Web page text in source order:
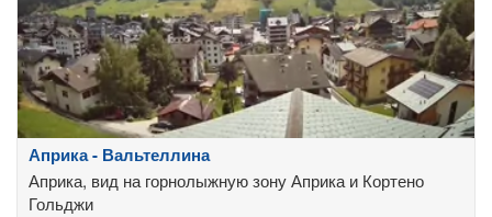
Априка - Вальтеллина
Априка, вид на горнолыжную зону Априка и Кортено
Гольджи